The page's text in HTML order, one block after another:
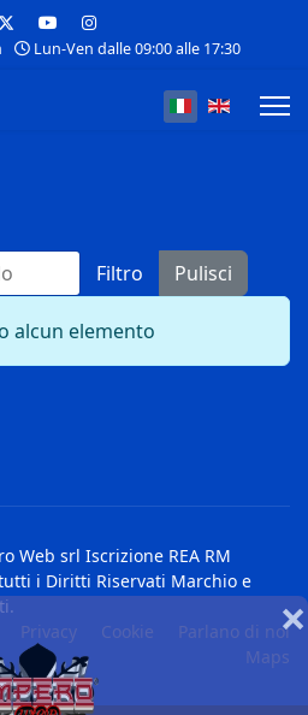
❌
Lun-Ven dalle 09:00 alle 17:30
Seleziona la
Filtro
Pulisci
Visualizza #
alcun elemento
Web srl Iscrizione REA RM
tutti i Diritti Riservati Marchio e
Privacy Cookie
Parlano di noi
Maps